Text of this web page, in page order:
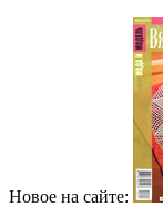
Новое на сайте: